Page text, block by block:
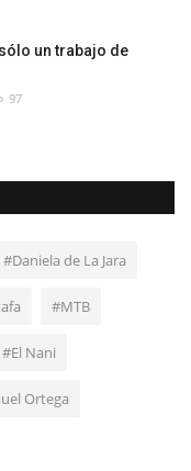
un trabajo de
97
#Daniela de La Jara
#MTB
#El Nani
Ortega